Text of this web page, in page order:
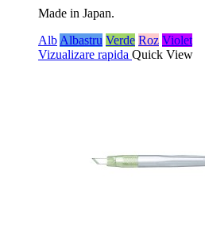
Made in Japan.
Alb Albastru Verde Roz Violet
Vizualizare rapida Quick View